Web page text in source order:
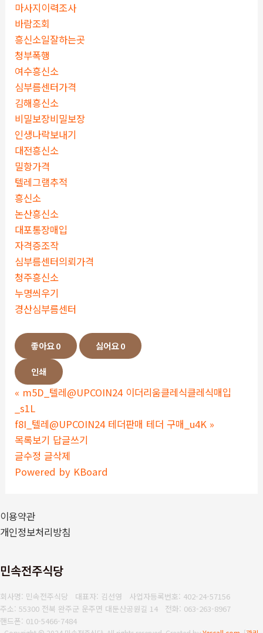
마사지이력조사
바람조회
흥신소일잘하는곳
청부폭행
여수흥신소
심부름센터가격
김해흥신소
비밀보장비밀보장
인생나락보내기
대전흥신소
밀항가격
텔레그램추적
흥신소
논산흥신소
대포통장매입
자격증조작
심부름센터의뢰가격
청주흥신소
누명씌우기
경산심부름센터
좋아요0 싫어요0
인쇄
« m5D_텔레@UPCOIN24 이더리움클레식클레식매입
_s1L
f8I_텔레@UPCOIN24 테더판매 테더 구매_u4K »
목록보기 답글쓰기
글수정 글삭제
Powered by KBoard
이용약관
개인정보처리방침
민속전주식당
회사명: 민속전주식당 대표자: 김선영 사업자등록번호: 402-24-57156
주소: 55300 전북 완주군 운주면 대둔산공원길 14 전화: 063-263-8967
핸드폰: 010-5466-7484